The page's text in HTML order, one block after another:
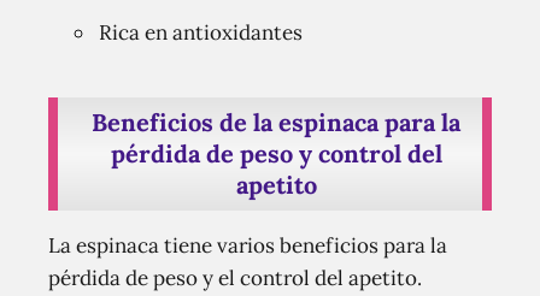
Rica en antioxidantes
Beneficios de la espinaca para la
pérdida de peso y control del
apetito
La espinaca tiene varios beneficios para la
pérdida de peso y el control del apetito.